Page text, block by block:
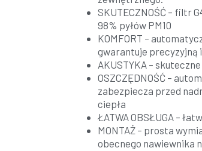
SKUTECZNOŚĆ – filtr
98% pyłów PM10
KOMFORT –
gwarantuje precyzyjną
AKUSTYKA –
OSZCZĘDNOŚĆ –
zabezpiecza przed
ciepła
ŁATWA OBSŁUGA –
MONTAŻ – prosta
obecnego nawiewnika